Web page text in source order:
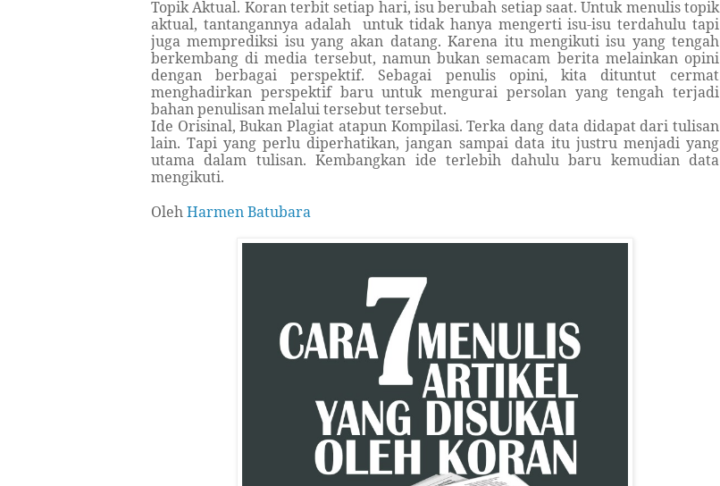
Topik Aktual. Koran terbit setiap hari, isu berubah setiap saat. Untuk menulis topik
aktual, tantangannya adalah untuk tidak hanya mengerti isu-isu terdahulu tapi
juga memprediksi isu yang akan datang. Karena itu mengikuti isu yang tengah
berkembang di media tersebut, namun bukan semacam berita melainkan opini
dengan berbagai perspektif. Sebagai penulis opini, kita dituntut cermat
menghadirkan perspektif baru untuk mengurai persolan yang tengah terjadi
bahan penulisan melalui tersebut tersebut.
Ide Orisinal, Bukan Plagiat atapun Kompilasi. Terka dang data didapat dari tulisan
lain. Tapi yang perlu diperhatikan, jangan sampai data itu justru menjadi yang
utama dalam tulisan. Kembangkan ide terlebih dahulu baru kemudian data
mengikuti.
OlehHarmen Batubara